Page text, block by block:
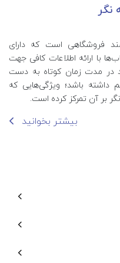
نگر
فروشگاهی است که دارای
با ارائه اطلاعات کافی جهت
در مدت زمان کوتاه به دست
داشته باشد؛ ویژگی‌هایی که
بر آن تمرکز کرده است.
بیشتر بخوانید